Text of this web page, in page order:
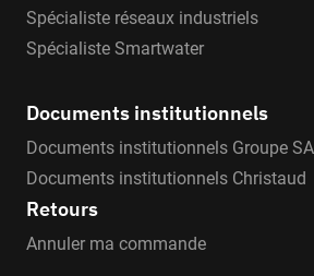
Spécialiste réseaux industriels
Spécialiste Smartwater
Documents institutionnels
Documents institutionnels Groupe
Documents institutionnels Christaud
Retours
Annuler ma commande